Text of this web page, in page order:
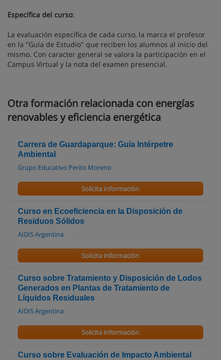
Específica del curso:
La evaluación específica de cada curso, la marca el profesor
en la "Guía de Estudio" que reciben los alumnos al inicio del
mismo. Con caracter general se valora la participación en el
Campus Virtual y la nota del examen presencial.
Otra formación relacionada con energías
renovables y eficiencia energética
Carrera de Guardaparque: Guía Intérpetre
Ambiental
Grupo Educativo Perito Moreno
Solicita información
Curso en Ecoeficiencia en la Disposición de
Residuos Sólidos
AIDIS Argentina
Solicita información
Curso sobre Tratamiento y Disposición de Lodos
Generados en Plantas de Tratamiento de
Líquidos Residuales
AIDIS Argentina
Solicita información
Curso sobre Evaluación de Impacto Ambiental